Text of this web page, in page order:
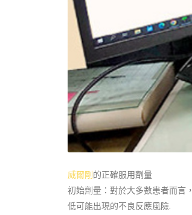
威爾剛的正確服用劑量
初始劑量：對於大多數患者而言，
低可能出現的不良反應風險.